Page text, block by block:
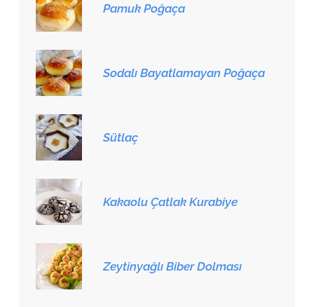
Pamuk Poğaça
Sodalı Bayatlamayan Poğaça
Sütlaç
Kakaolu Çatlak Kurabiye
Zeytinyağlı Biber Dolması